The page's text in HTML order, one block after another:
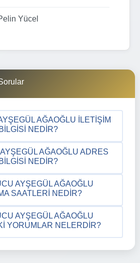
Yücel
AĞAOĞLU İLETIŞIM
BILGISI NEDIR?
AĞAOĞLU ADRES
BILGISI NEDIR?
AYŞEGÜL AĞAOĞLU
SAATLERI NEDIR?
AYŞEGÜL AĞAOĞLU
YORUMLAR NELERDIR?